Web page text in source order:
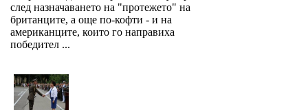
след назначаването на "протежето" на
британците, а още по-кофти - и на
американците, които го направиха
победител ...